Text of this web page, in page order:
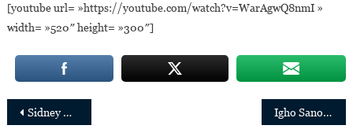
[youtube url= »https://youtube.com/watch?v=WarAgwQ8nmI »
width= »520″ height= »300″]
Navigation
Sidney Martin, Le Fermier Multimillionnaire De La Namibie Igho Sanomi, La Formidable Success Story Du Plus Jeune Milliardaire Du Nigeria